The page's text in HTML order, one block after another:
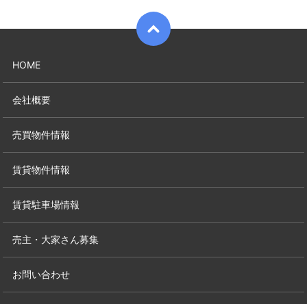
HOME
会社概要
売買物件情報
賃貸物件情報
賃貸駐車場情報
売主・大家さん募集
お問い合わせ